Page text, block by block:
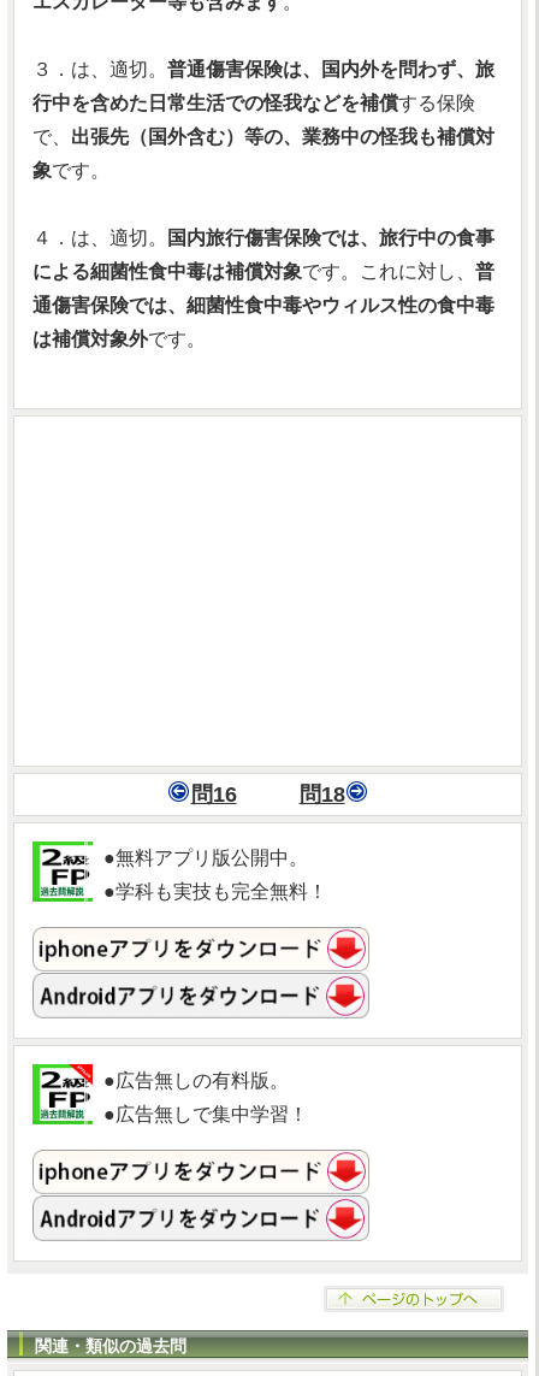
３．は、適切。 普通傷害保険は、国内外を問わず、旅
行中を含めた日常生活での怪我などを補償する保険
で、 出張先（国外含む）等の、業務中の怪我も補償対
象です。
４．は、適切。
国内旅行傷害保険では、旅行中の食事
による細菌性食中毒は補償対象です。これに対し、 普
通傷害保険では、細菌性食中毒やウィルス性の食中毒
は補償対象外です。
問16 問18
●無料アプリ版公開中。
●学科も実技も完全無料！
●広告無しの有料版。
●広告無しで集中学習！
関連・類似の過去問